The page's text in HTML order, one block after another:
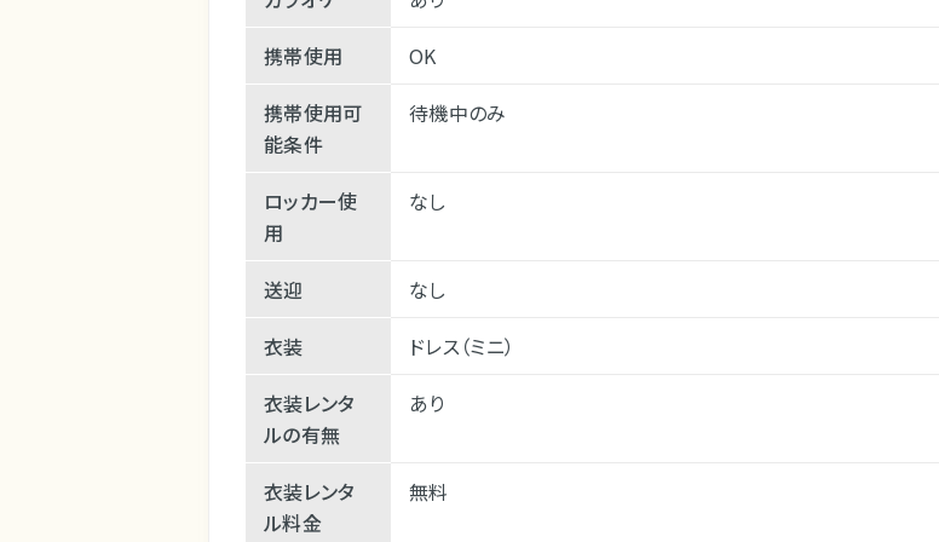
携帯使用
OK
携帯使用可
能条件
待機中のみ
ロッカー使
用
なし
送迎
なし
衣装
ドレス（ミニ）
衣装レンタ
ルの有無
あり
衣装レンタ
ル料金
無料